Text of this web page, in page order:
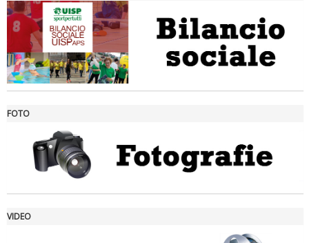
Ddl Lobby, Uisp: “Il Parlamento valorizzi le nostre specificità"
FOTO
VIDEO